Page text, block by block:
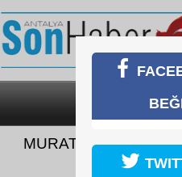
SON DAKİKA
MURATPAŞA’DAN